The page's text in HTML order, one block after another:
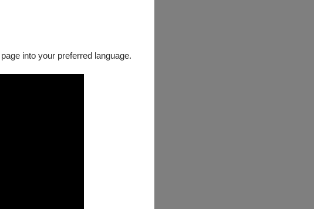
into your preferred language.
差異區分為「神劇」和
有故事、有劇情、有人
樂團的舞台音樂會」。